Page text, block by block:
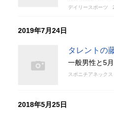
デイリースポーツ
2019年7月24日
タレントの
一般男性と5
スポニチアネックス
2018年5月25日